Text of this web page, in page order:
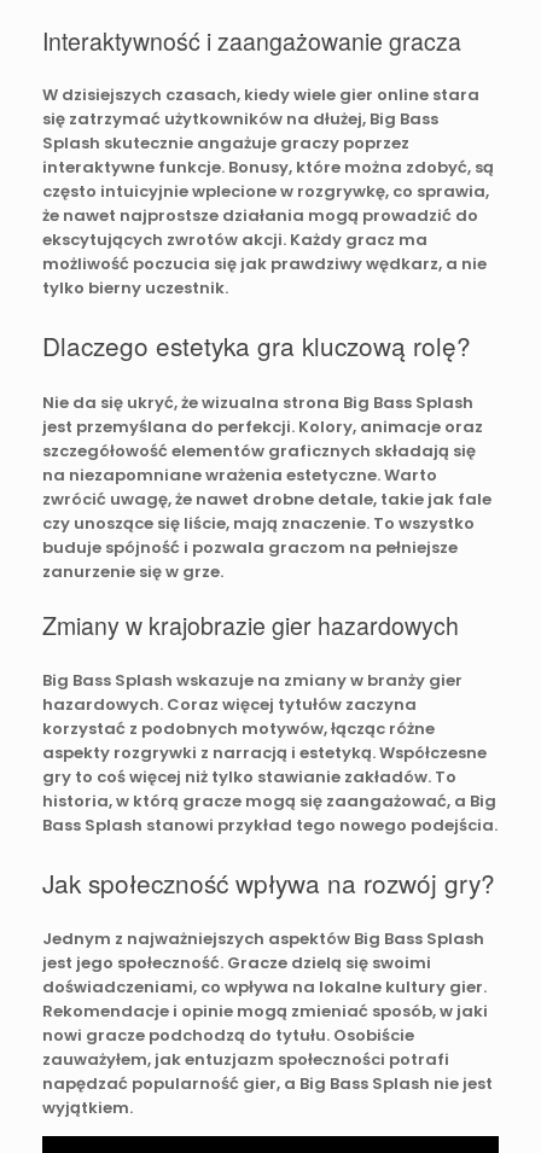
Interaktywność i zaangażowanie gracza
W dzisiejszych czasach, kiedy wiele gier online stara
się zatrzymać użytkowników na dłużej, Big Bass
Splash skutecznie angażuje graczy poprzez
interaktywne funkcje. Bonusy, które można zdobyć, są
często intuicyjnie wplecione w rozgrywkę, co sprawia,
że nawet najprostsze działania mogą prowadzić do
ekscytujących zwrotów akcji. Każdy gracz ma
możliwość poczucia się jak prawdziwy wędkarz, a nie
tylko bierny uczestnik.
Dlaczego estetyka gra kluczową rolę?
Nie da się ukryć, że wizualna strona Big Bass Splash
jest przemyślana do perfekcji. Kolory, animacje oraz
szczegółowość elementów graficznych składają się
na niezapomniane wrażenia estetyczne. Warto
zwrócić uwagę, że nawet drobne detale, takie jak fale
czy unoszące się liście, mają znaczenie. To wszystko
buduje spójność i pozwala graczom na pełniejsze
zanurzenie się w grze.
Zmiany w krajobrazie gier hazardowych
Big Bass Splash wskazuje na zmiany w branży gier
hazardowych. Coraz więcej tytułów zaczyna
korzystać z podobnych motywów, łącząc różne
aspekty rozgrywki z narracją i estetyką. Współczesne
gry to coś więcej niż tylko stawianie zakładów. To
historia, w którą gracze mogą się zaangażować, a Big
Bass Splash stanowi przykład tego nowego podejścia.
Jak społeczność wpływa na rozwój gry?
Jednym z najważniejszych aspektów Big Bass Splash
jest jego społeczność. Gracze dzielą się swoimi
doświadczeniami, co wpływa na lokalne kultury gier.
Rekomendacje i opinie mogą zmieniać sposób, w jaki
nowi gracze podchodzą do tytułu. Osobiście
zauważyłem, jak entuzjazm społeczności potrafi
napędzać popularność gier, a Big Bass Splash nie jest
wyjątkiem.